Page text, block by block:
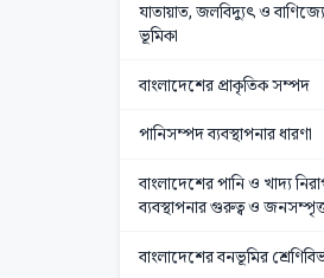
যাতায়াত, জলবিদ্যুৎ ও
ভূমিকা
বাংলাদেশের প্রাকৃতিক সম্পদ
পানিসম্পদ ব্যবস্থাপনার ধারণা
বাংলাদেশের পানি ও খাদ্য
ব্যবস্থাপনার গুরুত্ব ও
বাংলাদেশের বনভূমির